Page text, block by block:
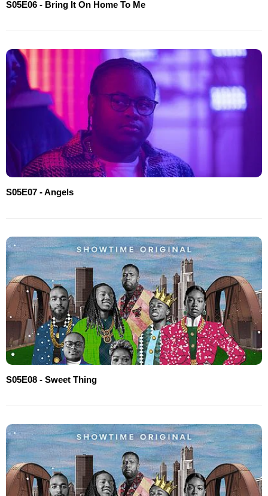
S05E06 - Bring It On Home To Me
S05E07 - Angels
S05E08 - Sweet Thing